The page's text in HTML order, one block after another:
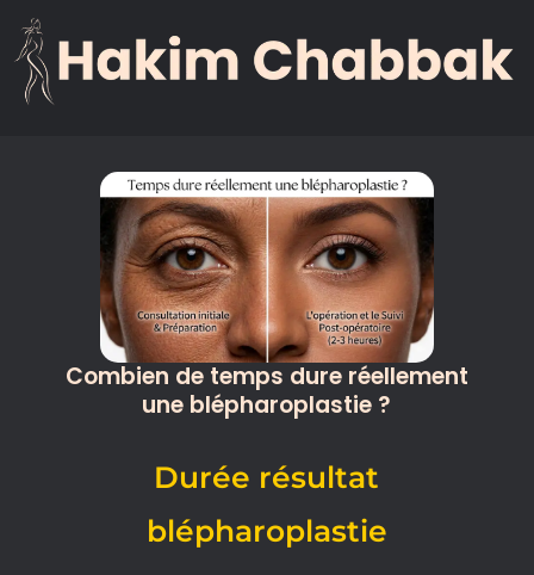
Combien de temps dure réellement
une blépharoplastie ?
Durée résultat
blépharoplastie